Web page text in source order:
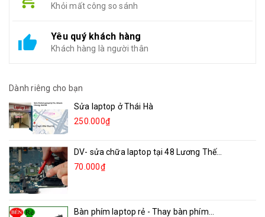
Khỏi mất công so sánh
Yêu quý khách hàng
Khách hàng là người thân
Dành riêng cho bạn
Sửa laptop ở Thái Hà
250.000₫
DV- sửa chữa laptop tại 48 Lương Thế...
70.000₫
Bàn phím laptop rẻ - Thay bàn phím...